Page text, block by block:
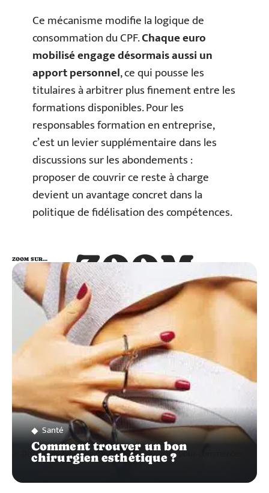
Ce mécanisme modifie la logique de
consommation du CPF.Chaque euro
mobilisé engage désormais aussi un
apport personnel, ce qui pousse les
titulaires à arbitrer plus finement entre les
formations disponibles. Pour les
responsables formation en entreprise,
c’est un levier supplémentaire dans les
discussions sur les abondements :
proposer de couvrir ce reste à charge
devient un avantage concret dans la
politique de fidélisation des compétences.
ZOOM
SUR…
ZOOM SUR…
Santé
Comment trouver un bon
chirurgien esthétique ?